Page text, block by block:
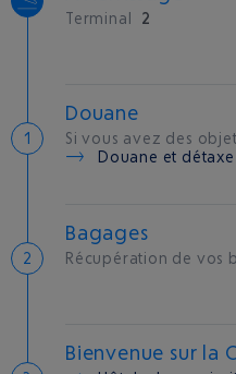
Terminal 2
Douane
Si vous avez des
Douane et détaxe
Bagages
Récupération de vos
Bienvenue sur la